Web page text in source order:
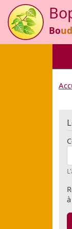
Aller au contenu
Bo